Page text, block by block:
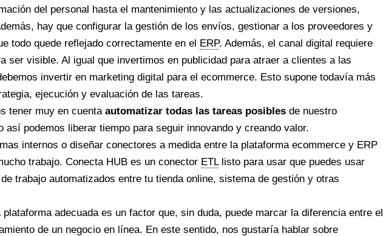
del personal hasta el mantenimiento y las actualizaciones de versiones,
hay que configurar la gestión de los envíos, gestionar a los proveedores y
todo quede reflejado correctamente en el ERP. Además, el canal digital requiere
ser visible. Al igual que invertimos en publicidad para atraer a clientes a las
invertir en marketing digital para el ecommerce. Esto supone todavía más
ejecución y evaluación de las tareas.
tener muy en cuenta automatizar todas las tareas posibles de nuestro
así podemos liberar tiempo para seguir innovando y creando valor.
internos o diseñar conectores a medida entre la plataforma ecommerce y ERP
trabajo. Conecta HUB es un conector ETLlisto para usar que puedes usar
trabajo automatizados entre tu tienda online, sistema de gestión y otras
plataforma adecuada es un factor que, sin duda, puede marcar la diferencia entre el
de un negocio en línea. En este sentido, nos gustaría hablar sobre